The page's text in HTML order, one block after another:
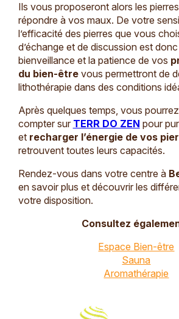
Ils vous proposeront alors les
répondre à vos maux. De votre
l’efficacité des pierres que vous
d’échange et de discussion est
bienveillance et la patience de vos
du bien-êtrevous permettront de
lithothérapie dans des conditions
Après quelques temps, vous
compter sur TERR DO ZEN pour
et recharger l’énergie de vos
retrouvent toutes leurs capacités.
Rendez-vous dans votre centre à
en savoir plus et découvrir les
votre disposition.
Consultez
Espace Bien-être
Sauna
Aromathérapie